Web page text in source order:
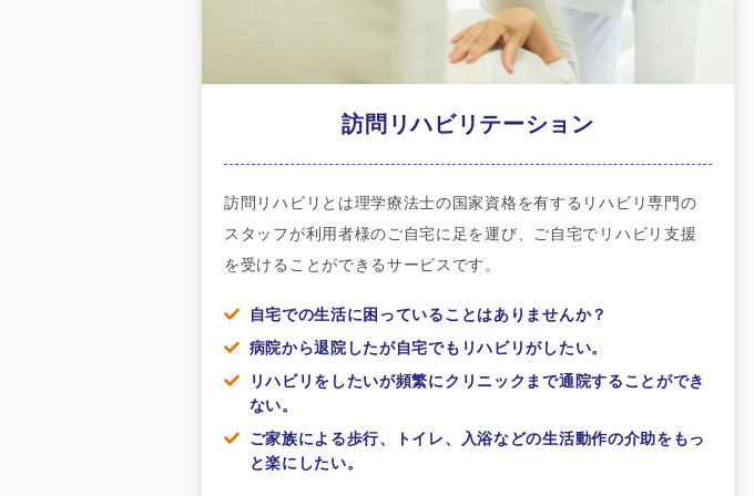
訪問リハビリテーション
訪問リハビリとは理学療法士の国家資格を有するリハビリ専門の
スタッフが利用者様のご自宅に足を運び、ご自宅でリハビリ支援
を受けることができるサービスです。
自宅での生活に困っていることはありませんか？
病院から退院したが自宅でもリハビリがしたい。
リハビリをしたいが頻繁にクリニックまで通院することができ
ない。
ご家族による歩行、トイレ、入浴などの生活動作の介助をもっ
と楽にしたい。